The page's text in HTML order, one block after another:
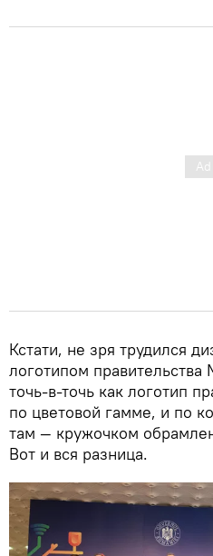
Кстати, не зря трудился
логотипом
точь-в-точь как логотип
по цветовой гамме, и по
там — кружочком
Вот и вся разница.